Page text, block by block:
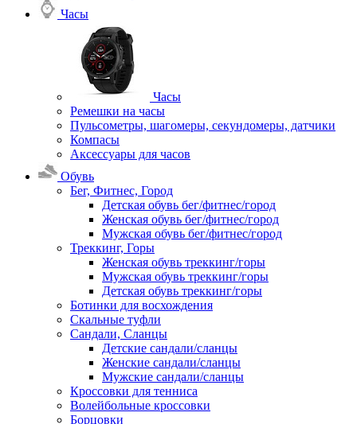
Часы
Часы
Ремешки на часы
Пульсометры, шагомеры, секундомеры, датчики
Компасы
Аксессуары для часов
Обувь
Бег, Фитнес, Город
Детская обувь бег/фитнес/город
Женская обувь бег/фитнес/город
Мужская обувь бег/фитнес/город
Треккинг, Горы
Женская обувь треккинг/горы
Мужская обувь треккинг/горы
Детская обувь треккинг/горы
Ботинки для восхождения
Скальные туфли
Сандали, Сланцы
Детские сандали/сланцы
Женские сандали/сланцы
Мужские сандали/сланцы
Кроссовки для тенниса
Волейбольные кроссовки
Борцовки